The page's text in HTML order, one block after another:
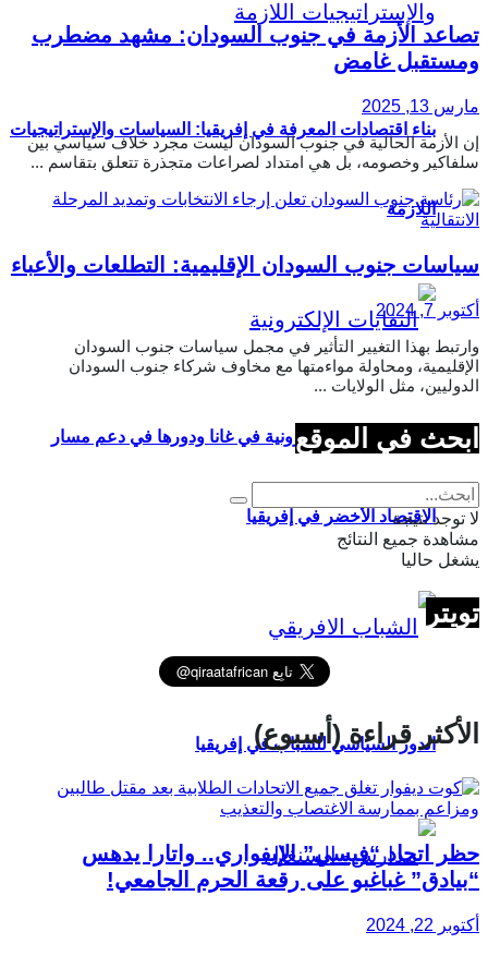
بناء اقتصادات المعرفة في إفريقيا: السياسات والإستراتيجيات
اللازمة
إدارة النفايات الإلكترونية في غانا ودورها في دعم مسار
الاقتصاد الأخضر في إفريقيا
الدور السياسي للشباب في إفريقيا
تصاعد الأزمة في جنوب السودان: مشهد مضطرب
ومستقبل غامض
مارس 13, 2025
إن الأزمة الحالية في جنوب السودان ليست مجرد خلاف سياسي بين
سلفاكير وخصومه، بل هي امتداد لصراعات متجذرة تتعلق بتقاسم ...
سياسات جنوب السودان الإقليمية: التطلعات والأعباء
أكتوبر 7, 2024
وارتبط بهذا التغيير التأثير في مجمل سياسات جنوب السودان
الإقليمية، ومحاولة مواءمتها مع مخاوف شركاء جنوب السودان
الدوليين، مثل الولايات ...
ابحث في الموقع
لا توجد نتيجة
مشاهدة جميع النتائج
يشغل حاليا
تويتر
الأكثر قراءة (أسبوع)
حظر اتحاد “فيسي” الإيفواري.. واتارا يدهس
“بيادق” غباغبو على رقعة الحرم الجامعي!
أكتوبر 22, 2024